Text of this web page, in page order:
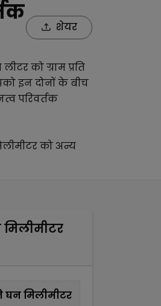
शेयर
लीटरकोग्राम प्रति
इन दोनों के बीच
परिवर्तक
को अन्य
मिलीमीटर
घन मिलीमीटर